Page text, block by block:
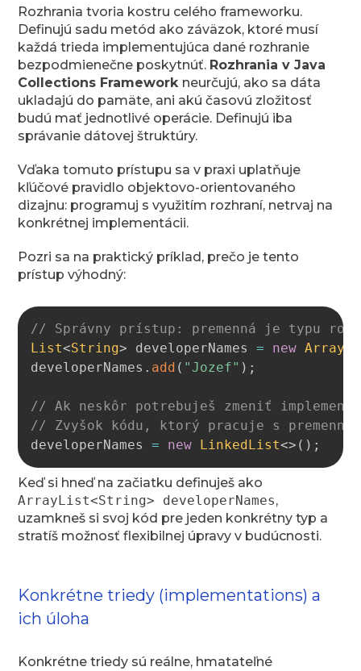
Rozhrania tvoria kostru celého frameworku.
Definujú sadu metód ako záväzok, ktoré musí
každá trieda implementujúca dané rozhranie
bezpodmienečne poskytnúť. Rozhrania v Java
Collections Framework neurčujú, ako sa dáta
ukladajú do pamäte, ani akú časovú zložitosť
budú mať jednotlivé operácie. Definujú iba
správanie dátovej štruktúry.
Vďaka tomuto prístupu sa v praxi uplatňuje
kľúčové pravidlo objektovo-orientovaného
dizajnu: programuj s využitím rozhraní, netrvaj na
konkrétnej implementácii.
Pozri sa na praktický príklad, prečo je tento
prístup výhodný:
// Správny prístup: premenná je typu
List<String> developerNames = new
developerNames . add ( "Jozef" ) ;
// Ak neskôr potrebuješ zmeniť
// Zvyšok kódu, ktorý pracuje s premennou
developerNames = new LinkedList<> ( ) ;
Keď si hneď na začiatku definuješ ako
ArrayList<String> developerNames,
uzamkneš si svoj kód pre jeden konkrétny typ a
stratíš možnosť flexibilnej úpravy v budúcnosti.
Konkrétne triedy (implementations) a
ich úloha
Konkrétne triedy sú reálne, hmatateľné